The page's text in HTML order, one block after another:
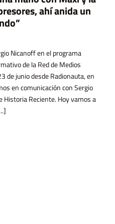
ahí anida un
Nicanoff en el programa
de la Red de Medios
de junio desde Radionauta, en
en comunicación con Sergio
Historia Reciente. Hoy vamos a